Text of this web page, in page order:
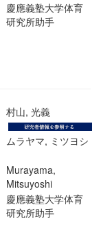
慶應義塾大学体育
研究所助手
村山, 光義
ムラヤマ, ミツヨシ
Murayama,
Mitsuyoshi
慶應義塾大学体育
研究所助手